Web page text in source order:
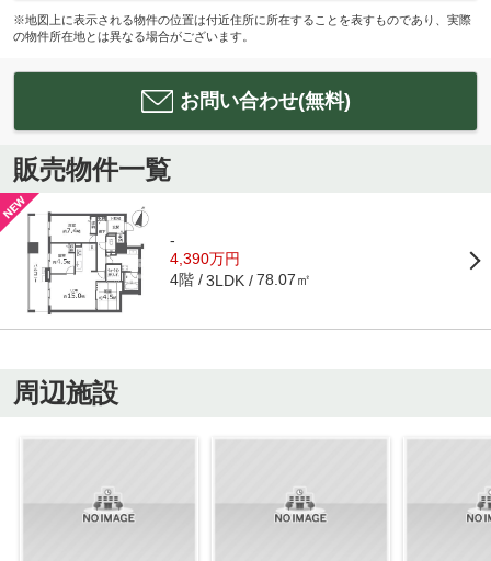
※地図上に表示される物件の位置は付近住所に所在することを表すものであり、実際
の物件所在地とは異なる場合がございます。
お問い合わせ(無料)
販売物件一覧
-
4,390万円
4階 3LDK 78.07㎡
周辺施設